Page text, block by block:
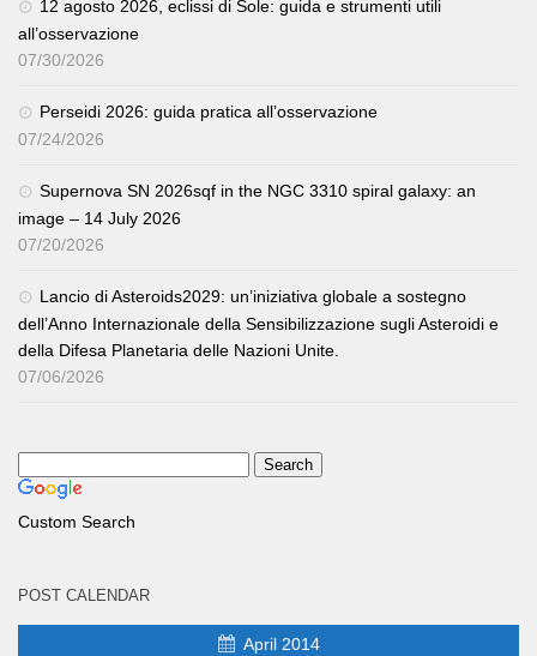
12 agosto 2026, eclissi di Sole: guida e strumenti utili
all’osservazione
07/30/2026
Perseidi 2026: guida pratica all’osservazione
07/24/2026
Supernova SN 2026sqf in the NGC 3310 spiral galaxy: an
image – 14 July 2026
07/20/2026
Lancio di Asteroids2029: un’iniziativa globale a sostegno
dell’Anno Internazionale della Sensibilizzazione sugli Asteroidi e
della Difesa Planetaria delle Nazioni Unite.
07/06/2026
Custom Search
POST CALENDAR
April 2014